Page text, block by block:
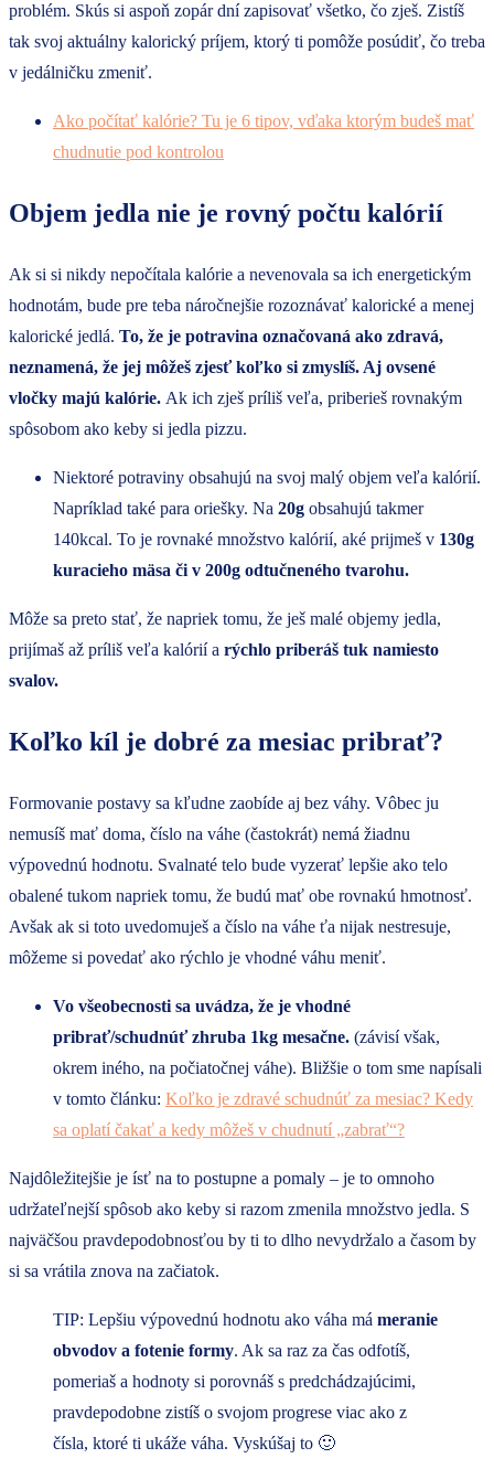
problém. Skús si aspoň zopár dní zapisovať všetko, čo zješ. Zistíš
tak svoj aktuálny kalorický príjem, ktorý ti pomôže posúdiť, čo treba
v jedálničku zmeniť.
Ako počítať kalórie? Tu je 6 tipov, vďaka ktorým budeš mať
chudnutie pod kontrolou
Objem jedla nie je rovný počtu kalórií
Ak si si nikdy nepočítala kalórie a nevenovala sa ich energetickým
hodnotám, bude pre teba náročnejšie rozoznávať kalorické a menej
kalorické jedlá. To, že je potravina označovaná ako zdravá,
neznamená, že jej môžeš zjesť koľko si zmyslíš. Aj ovsené
vločky majú kalórie. Ak ich zješ príliš veľa, priberieš rovnakým
spôsobom ako keby si jedla pizzu.
Niektoré potraviny obsahujú na svoj malý objem veľa kalórií.
Napríklad také para oriešky. Na 20g obsahujú takmer
140kcal. To je rovnaké množstvo kalórií, aké prijmeš v 130g
kuracieho mäsa či v 200g odtučneného tvarohu.
Môže sa preto stať, že napriek tomu, že ješ malé objemy jedla,
prijímaš až príliš veľa kalórií a rýchlo priberáš tuk namiesto
svalov.
Koľko kíl je dobré za mesiac pribrať?
Formovanie postavy sa kľudne zaobíde aj bez váhy. Vôbec ju
nemusíš mať doma, číslo na váhe (častokrát) nemá žiadnu
výpovednú hodnotu. Svalnaté telo bude vyzerať lepšie ako telo
obalené tukom napriek tomu, že budú mať obe rovnakú hmotnosť.
Avšak ak si toto uvedomuješ a číslo na váhe ťa nijak nestresuje,
môžeme si povedať ako rýchlo je vhodné váhu meniť.
Vo všeobecnosti sa uvádza, že je vhodné
pribrať/schudnúť zhruba 1kg mesačne. (závisí však,
okrem iného, na počiatočnej váhe). Bližšie o tom sme napísali
v tomto článku: Koľko je zdravé schudnúť za mesiac? Kedy
sa oplatí čakať a kedy môžeš v chudnutí „zabrať“?
Najdôležitejšie je ísť na to postupne a pomaly – je to omnoho
udržateľnejší spôsob ako keby si razom zmenila množstvo jedla. S
najväčšou pravdepodobnosťou by ti to dlho nevydržalo a časom by
si sa vrátila znova na začiatok.
TIP: Lepšiu výpovednú hodnotu ako váha má meranie
obvodov a fotenie formy. Ak sa raz za čas odfotíš,
pomeriaš a hodnoty si porovnáš s predchádzajúcimi,
pravdepodobne zistíš o svojom progrese viac ako z
čísla, ktoré ti ukáže váha. Vyskúšaj to 🙂